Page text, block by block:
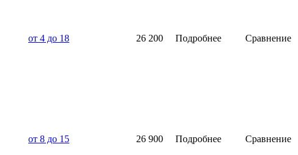
от 4 до 18 26 200 Подробнее Сравнение
от 8 до 15 26 900 Подробнее Сравнение